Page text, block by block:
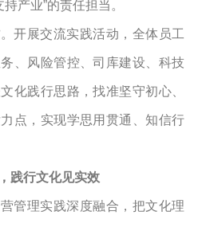
产业”的责任担当。
。开展交流实践活动，全体员工
、风险管控、司库建设、科技
化践行思路，找准坚守初心、
点，实现学思用贯通、知信行
践行文化见实效
管理实践深度融合，把文化理